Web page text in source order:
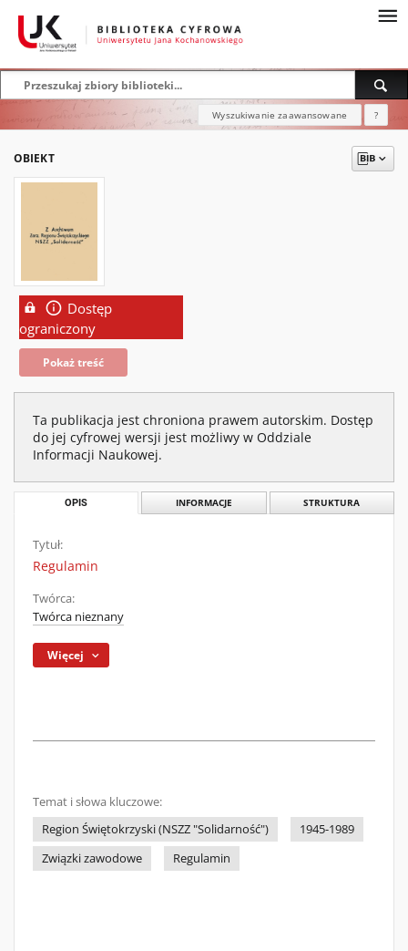
Wyszukiwanie zaawansowane ?
OBIEKT
Dostęp
ograniczony
Pokaż treść
Ta publikacja jest chroniona prawem autorskim. Dostęp
do jej cyfrowej wersji jest możliwy w Oddziale
Informacji Naukowej.
OPIS INFORMACJE STRUKTURA
Tytuł:
Regulamin
Twórca:
Twórca nieznany
Więcej
Temat i słowa kluczowe:
Region Świętokrzyski (NSZZ "Solidarność")
1945-1989
Związki zawodowe
Regulamin